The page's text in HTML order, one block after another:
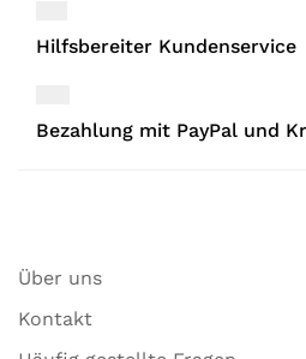
Hilfsbereiter Kundenservice
Bezahlung mit PayPal und
Über uns
Kontakt